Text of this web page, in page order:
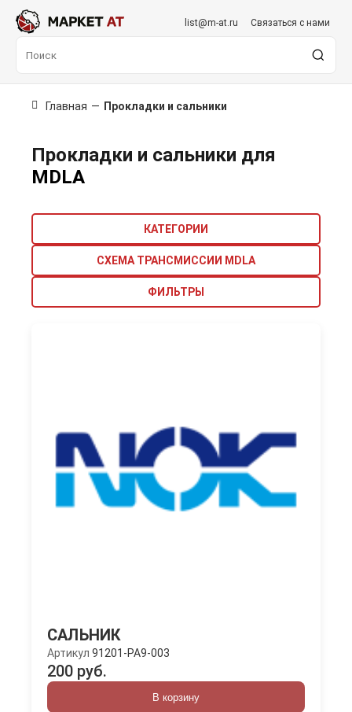
list@m-at.ru Связаться с нами
Главная — Прокладки и сальники
Прокладки и сальники для
MDLA
КАТЕГОРИИ
СХЕМА ТРАНСМИССИИ MDLA
ФИЛЬТРЫ
САЛЬНИК
Артикул 91201-PA9-003
200 руб.
В корзину